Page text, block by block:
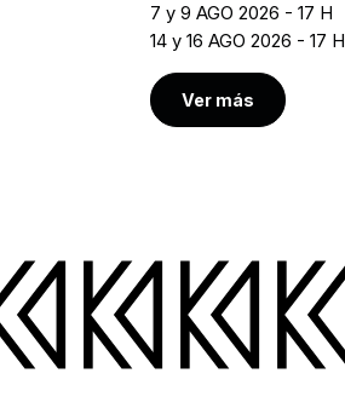
7 y 9 AGO 2026 - 17 H
14 y 16 AGO 2026 - 17 H
Ver más